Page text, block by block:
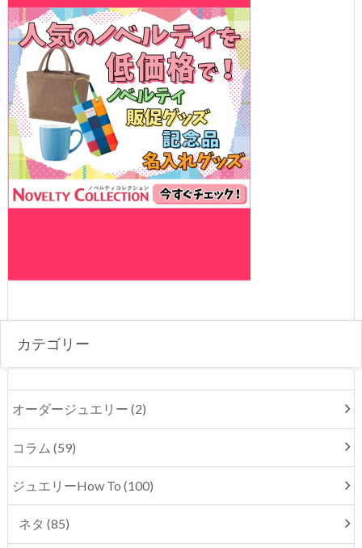
カテゴリー
オーダージュエリー (2)
コラム (59)
ジュエリーHow To (100)
ネタ (85)